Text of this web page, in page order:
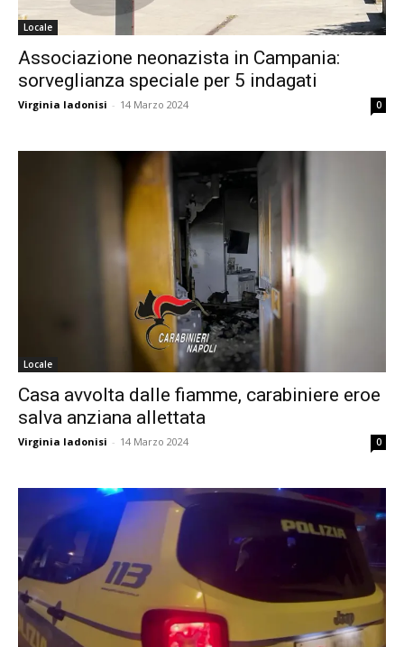
Locale
Associazione neonazista in Campania:
sorveglianza speciale per 5 indagati
Virginia Iadonisi - 14 Marzo 2024 0
Locale
Casa avvolta dalle fiamme, carabiniere eroe
salva anziana allettata
Virginia Iadonisi - 14 Marzo 2024 0